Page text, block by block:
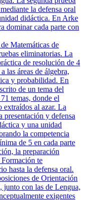
la defensa oral
didáctica. En Arke
dominar cada parte con
Matemáticas de
eliminatorias. La
de resolución de 4
las áreas de álgebra,
y probabilidad. En
de un tema del
temas, donde el
extraídos al azar. La
presentación y defensa
y una unidad
la competencia
de 5 en cada parte
la preparación
te
hasta la defensa oral.
de Orientación
junto con las de Lengua,
exigentes